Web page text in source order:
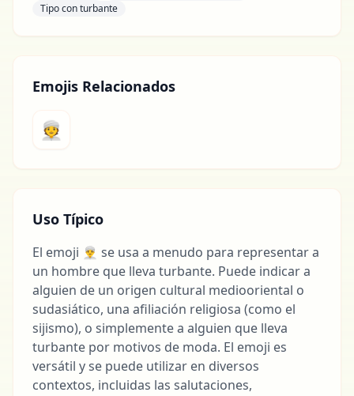
Tipo con turbante
Emojis Relacionados
👳
Uso Típico
El emoji 👳‍♂️ se usa a menudo para representar a
un hombre que lleva turbante. Puede indicar a
alguien de un origen cultural mediooriental o
sudasiático, una afiliación religiosa (como el
sijismo), o simplemente a alguien que lleva
turbante por motivos de moda. El emoji es
versátil y se puede utilizar en diversos
contextos, incluidas las salutaciones,